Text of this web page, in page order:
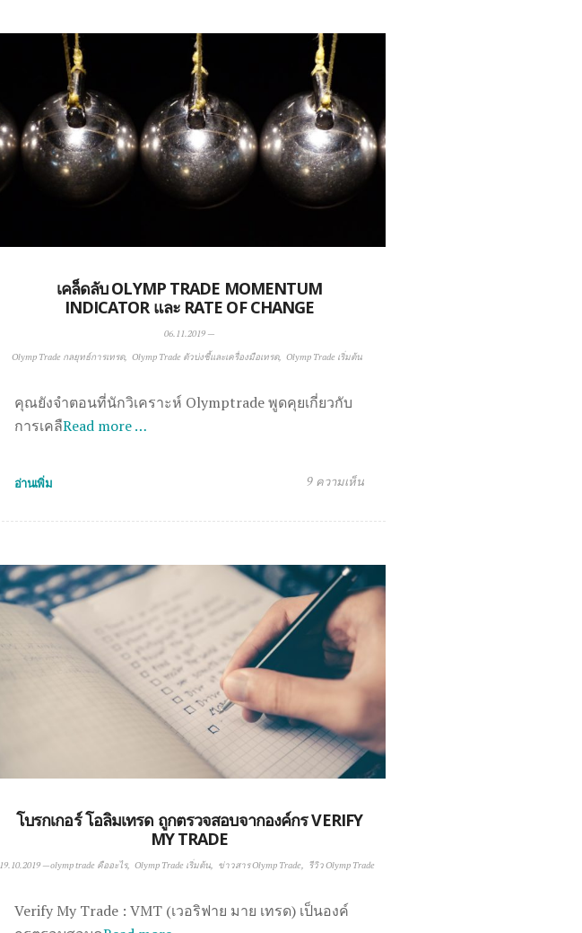
เคล็ดลับ OLYMP TRADE MOMENTUM
INDICATOR และ RATE OF CHANGE
06.11.2019—
Olymp Trade กลยุทธ์การเทรด
Olymp Trade ตัวบ่งชี้และเครื่องมือเทรด Olymp Trade เริ่มต้น
คุณยังจำตอนที่นักวิเคราะห์ Olymptrade พูดคุยเกี่ยวกับ
การเคลืRead more …
อ่านเพิ่ม 9 ความเห็น
โบรกเกอร์ โอลิมเทรด ถูกตรวจสอบจากองค์กร VERIFY
MY TRADE
19.10.2019 —olymp trade คืออะไร Olymp Trade เริ่มต้น ข่าวสาร Olymp Trade รีวิว Olymp Trade
Verify My Trade : VMT (เวอริฟาย มาย เทรด) เป็นองค์